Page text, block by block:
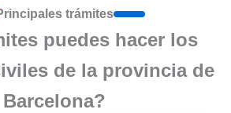
trámites
puedes hacer los
de la provincia de
Barcelona?